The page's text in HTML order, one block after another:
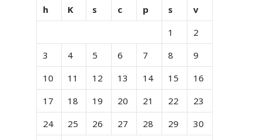
h
K s c p s
v
1
2
3
4 5 6 7 8
9
10
11 12 13 14 15
16
17
18 19 20 21 22
23
24
25 26 27 28 29
30